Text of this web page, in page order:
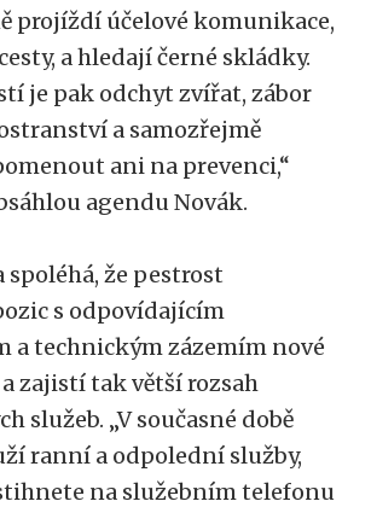
projíždí účelové komunikace,
a hledají černé skládky.
je pak odchyt zvířat, zábor
a samozřejmě
ani na prevenci,“
agendu Novák.
spoléhá, že pestrost
s odpovídajícím
a technickým zázemím nové
zajistí tak větší rozsah
služeb. „V současné době
ranní a odpolední služby,
na služebním telefonu